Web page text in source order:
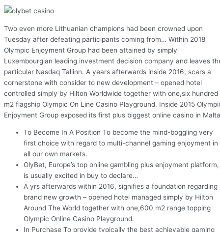
Two even more Lithuanian champions had been crowned upon
Tuesday after defeating participants coming from… Within 2018
Olympic Enjoyment Group had been attained by simply
Luxembourgian leading investment decision company and leaves
particular Nasdaq Tallinn. A years afterwards inside 2016, scars a
cornerstone with consider to new development – opened hotel
controlled simply by Hilton Worldwide together with one,six hundred
m2 flagship Olympic On Line Casino Playground. Inside 2015
Enjoyment Group exposed its first plus biggest online casino in
To Become In A Position To become the mind-boggling very
first choice with regard to multi-channel gaming enjoyment in
all our own markets.
OlyBet, Europe’s top online gambling plus enjoyment platform,
is usually excited in buy to declare…
A yrs afterwards within 2016, signifies a foundation regarding
brand new growth – opened hotel managed simply by Hilton
Around The World together with one,600 m2 range topping
Olympic Online Casino Playground.
In Purchase To provide typically the best achievable gaming